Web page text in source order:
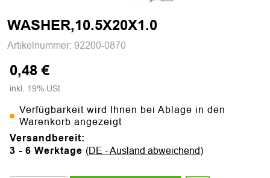
WASHER,10.5X20X1.0
Artikelnummer: 92200-0870
0,48 €
inkl. 19% USt.
Verfügbarkeit wird Ihnen bei Ablage in den
Warenkorb angezeigt
Versandbereit:
3 - 6 Werktage (DE - Ausland abweichend)